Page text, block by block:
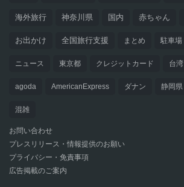
海外旅行 神奈川県 国内 赤ちゃん
お出かけ 全国旅行支援 まとめ 駐車場
ニュース 東京都 クレジットカード 台湾
agoda AmericanExpress ダナン 静岡県
混雑
お問い合わせ
プレスリリース・情報提供のお願い
プライバシー・免責事項
広告掲載のご案内